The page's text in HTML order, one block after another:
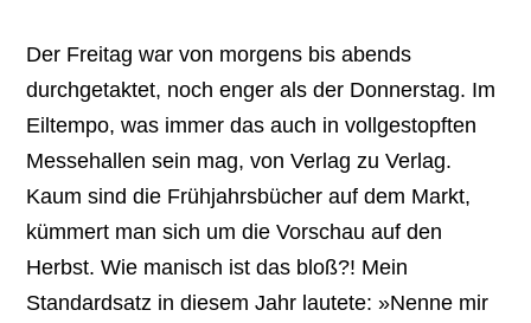
Der Freitag war von morgens bis abends
durchgetaktet, noch enger als der Donnerstag. Im
Eiltempo, was immer das auch in vollgestopften
Messehallen sein mag, von Verlag zu Verlag.
Kaum sind die Frühjahrsbücher auf dem Markt,
kümmert man sich um die Vorschau auf den
Herbst. Wie manisch ist das bloß?! Mein
Standardsatz in diesem Jahr lautete: »Nenne mir